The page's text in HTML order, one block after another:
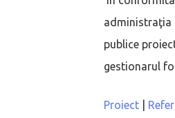
administraţia
publice
gestionarul
Proiect